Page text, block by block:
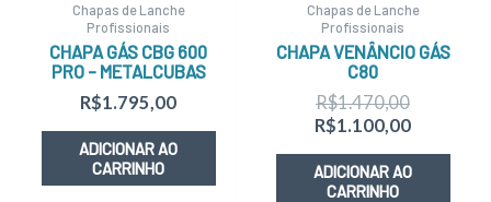
Chapas de Lanche
Profissionais
CHAPA GÁS CBG 600
PRO – METALCUBAS
R$1.795,00
ADICIONAR AO
CARRINHO
Chapas de Lanche
Profissionais
CHAPA VENÂNCIO GÁS
C80
R$1.470,00
R$1.100,00
ADICIONAR AO
CARRINHO